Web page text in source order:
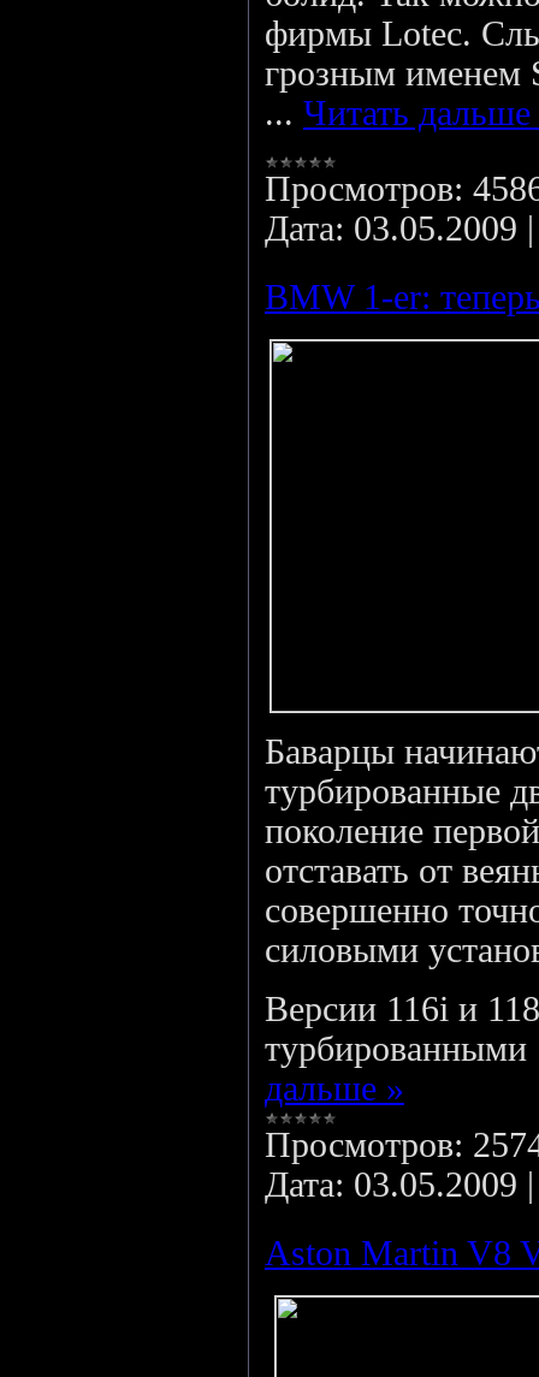
фирмы Lotec.
грозным именем
... Читать дальше
Просмотров:
Дата: 03.05.2009
BMW 1-er:
Баварцы
турбированные
поколение
отставать от
совершенно
силовыми
Версии 116i и
дальше »
Просмотров:
Дата: 03.05.2009
Aston Martin V8